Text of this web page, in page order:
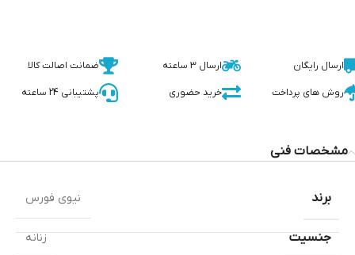
ارسال رایگان ارسال 3 ساعته ضمانت اصالت کالا
روش های پرداخت خرید حضوری پشتیبانی 24 ساعته
مشخصات فنی
جنسیت زنانه
برند نیوی فورس